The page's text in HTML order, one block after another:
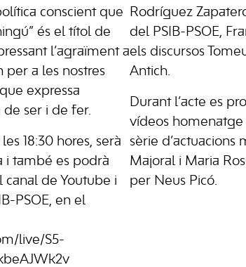
conscient que
és el títol de
l’agraïment a
per a les nostres
expressa
ser i de fer.
18:30 hores, serà
i també es podrà
de Youtube i
PSOE, en el
live/S5-
Rodríguez
del PSIB-PSOE,
els discursos
Antich.
Durant l’acte es
vídeos homenatge
sèrie d’actuacions
Majoral i Maria
per Neus Picó.